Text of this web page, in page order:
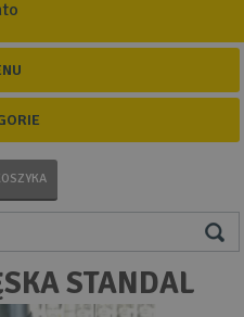
zaawansowane
STANDAL